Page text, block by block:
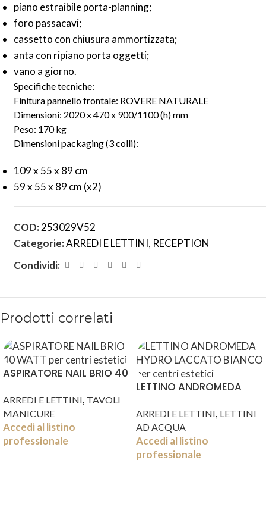
piano estraibile porta-planning;
foro passacavi;
cassetto con chiusura ammortizzata;
anta con ripiano porta oggetti;
vano a giorno.
Specifiche tecniche:
Finitura pannello frontale: ROVERE NATURALE
Dimensioni: 2020 x 470 x 900/1100 (h) mm
Peso: 170 kg
Dimensioni packaging (3 colli):
109 x 55 x 89 cm
59 x 55 x 89 cm (x2)
COD:253029V52
Categorie:ARREDI E LETTINI, RECEPTION
Condividi:
Prodotti correlati
ASPIRATORE NAIL BRIO 40
ARREDI E LETTINI, TAVOLI
MANICURE
Accedi al listino
professionale
LETTINO ANDROMEDA
ARREDI E LETTINI, LETTINI
AD ACQUA
Accedi al listino
professionale